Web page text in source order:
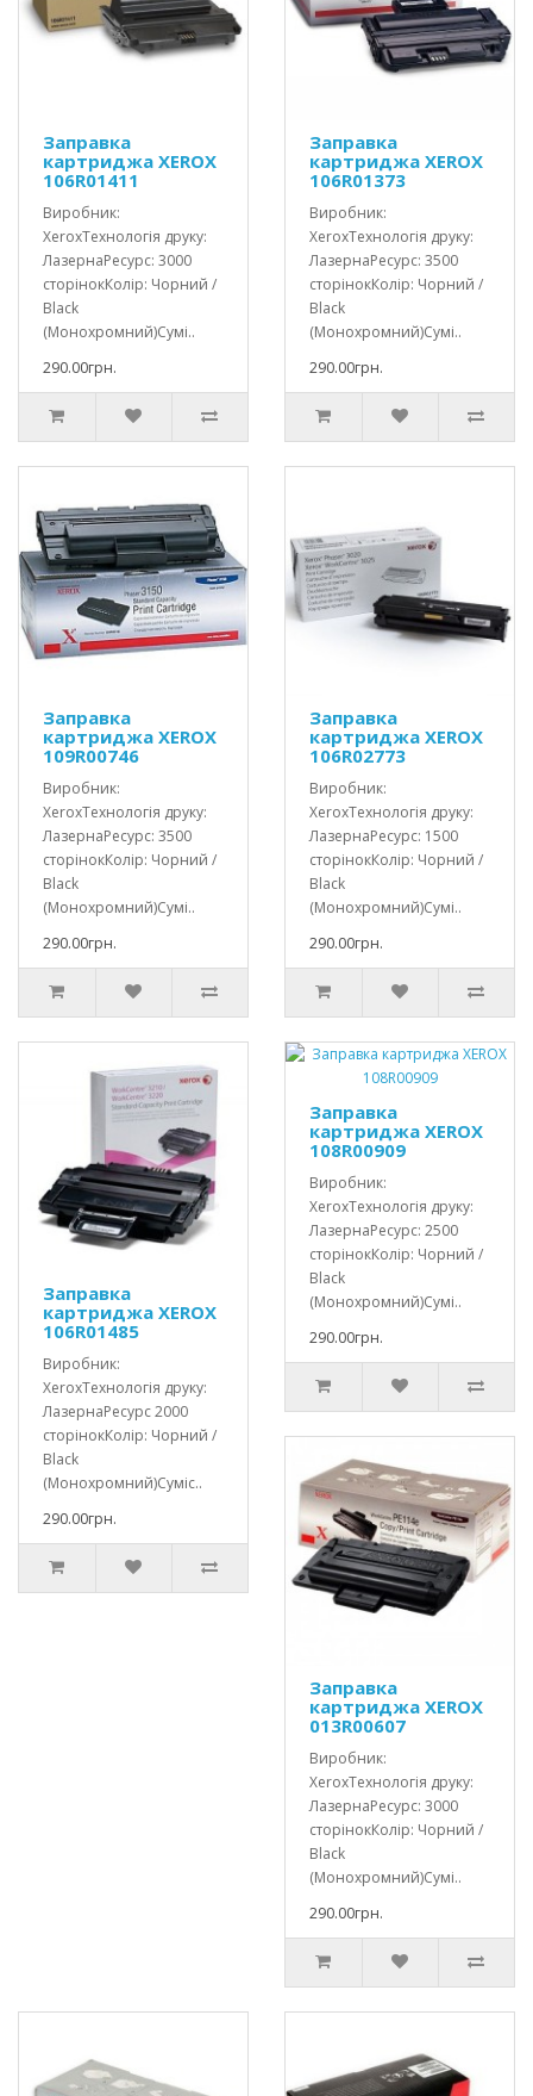
Заправка
картриджа XEROX
106R01411
Виробник:
XeroxТехнологія друку:
ЛазернаРесурс: 3000
сторінокКолір: Чорний /
Black
(Монохромний)Сумі..
290.00грн.
Заправка
картриджа XEROX
106R01373
Виробник:
XeroxТехнологія друку:
ЛазернаРесурс: 3500
сторінокКолір: Чорний /
Black
(Монохромний)Сумі..
290.00грн.
Заправка
картриджа XEROX
109R00746
Виробник:
XeroxТехнологія друку:
ЛазернаРесурс: 3500
сторінокКолір: Чорний /
Black
(Монохромний)Сумі..
290.00грн.
Заправка
картриджа XEROX
106R02773
Виробник:
XeroxТехнологія друку:
ЛазернаРесурс: 1500
сторінокКолір: Чорний /
Black
(Монохромний)Сумі..
290.00грн.
Заправка
картриджа XEROX
106R01485
Виробник:
XeroxТехнологія друку:
ЛазернаРесурс 2000
сторінокКолір: Чорний /
Black
(Монохромний)Суміс..
290.00грн.
Заправка
картриджа XEROX
108R00909
Виробник:
XeroxТехнологія друку:
ЛазернаРесурс: 2500
сторінокКолір: Чорний /
Black
(Монохромний)Сумі..
290.00грн.
Заправка
картриджа XEROX
013R00607
Виробник:
XeroxТехнологія друку:
ЛазернаРесурс: 3000
сторінокКолір: Чорний /
Black
(Монохромний)Сумі..
290.00грн.